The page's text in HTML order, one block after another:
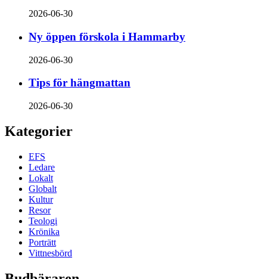
2026-06-30
Ny öppen förskola i Hammarby
2026-06-30
Tips för hängmattan
2026-06-30
Kategorier
EFS
Ledare
Lokalt
Globalt
Kultur
Resor
Teologi
Krönika
Porträtt
Vittnesbörd